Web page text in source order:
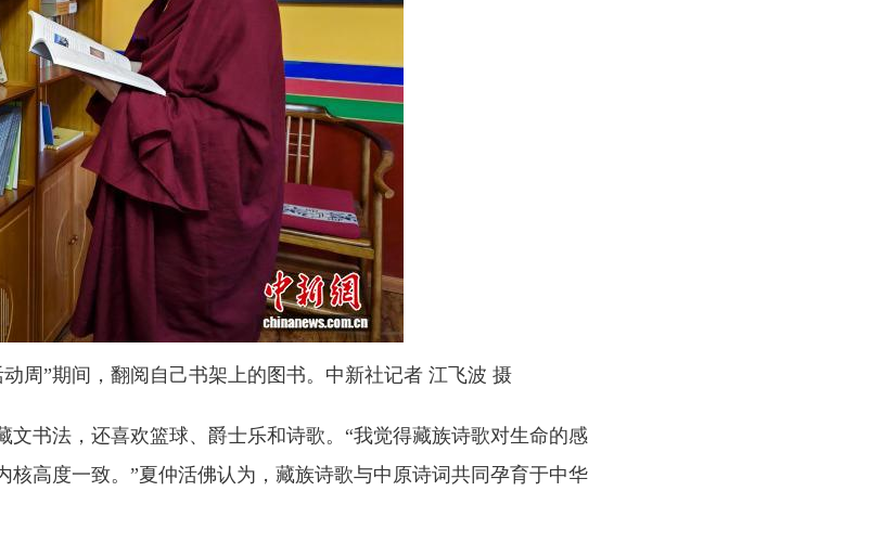
周”期间，翻阅自己书架上的图书。中新社记者 江飞波 摄
法，还喜欢篮球、爵士乐和诗歌。“我觉得藏族诗歌对生命的感
高度一致。”夏仲活佛认为，藏族诗歌与中原诗词共同孕育于中华